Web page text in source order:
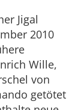
Jigal
2010
Wille,
von
getötet